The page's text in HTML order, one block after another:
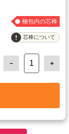
梱包内の芯棒
芯棒について